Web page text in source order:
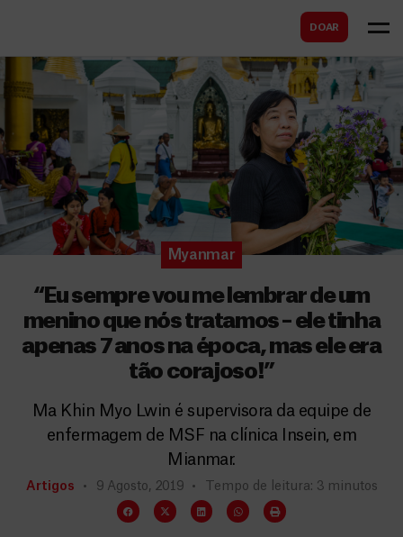
DOAR
a
r
Myanmar
“Eu sempre vou me lembrar de um
menino que nós tratamos – ele tinha
apenas 7 anos na época, mas ele era
tão corajoso!”
Ma Khin Myo Lwin é supervisora da equipe de
enfermagem de MSF na clínica Insein, em
Mianmar.
Artigos 9 Agosto, 2019 Tempo de leitura: 3 minutos
c
a
r